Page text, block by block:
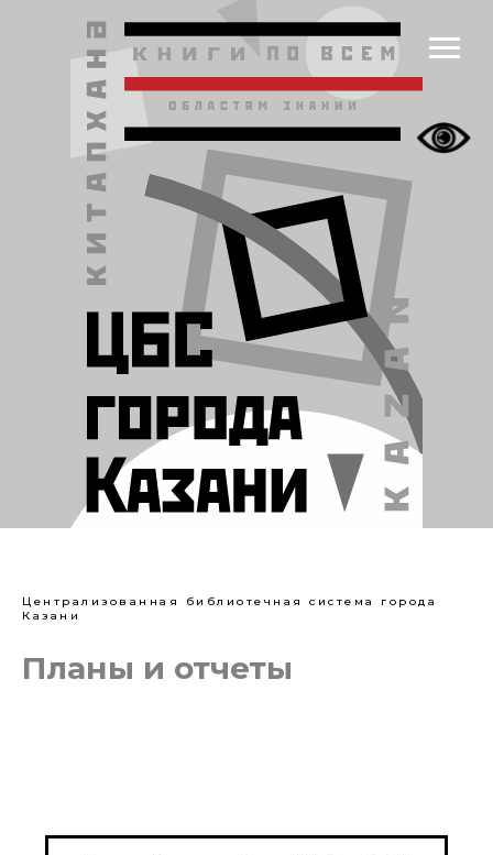
Централизованная библиотечная система города
Казани
Планы и отчеты